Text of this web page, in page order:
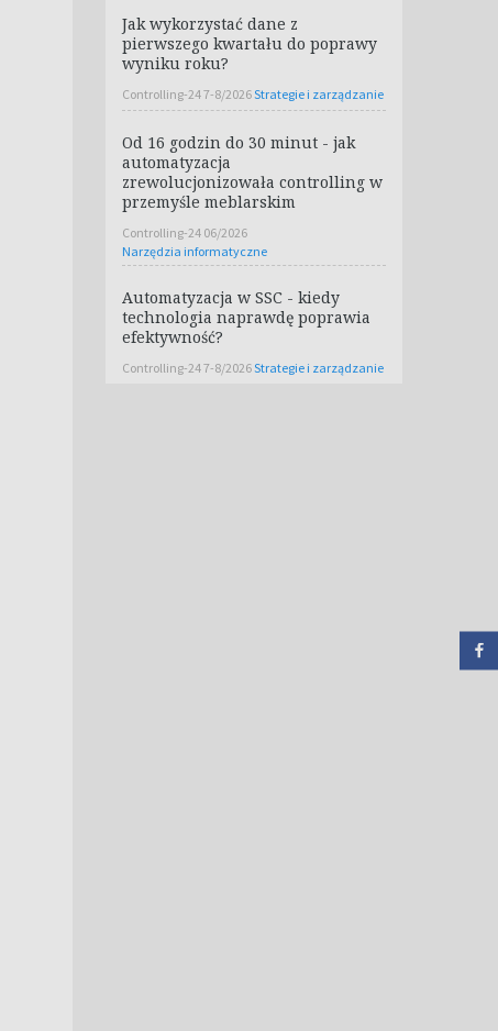
Jak wykorzystać dane z
pierwszego kwartału do poprawy
wyniku roku?
Controlling-24 7-8/2026Strategie i zarządzanie
Od 16 godzin do 30 minut - jak
automatyzacja
zrewolucjonizowała controlling w
przemyśle meblarskim
Controlling-24 06/2026
Narzędzia informatyczne
Automatyzacja w SSC - kiedy
technologia naprawdę poprawia
efektywność?
Controlling-24 7-8/2026Strategie i zarządzanie